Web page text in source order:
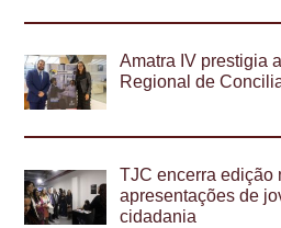
Amatra IV prestigia
Regional de
TJC encerra edição
apresentações de
cidadania